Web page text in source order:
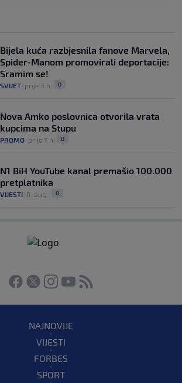
Bijela kuća razbjesnila fanove Marvela,
Spider-Manom promovirali deportacije:
Sramim se!
SVIJET prije 3 h 0
Nova Amko poslovnica otvorila vrata
kupcima na Stupu
PROMO prije 7 h 0
N1 BiH YouTube kanal premašio 100.000
pretplatnika
VIJESTI 6. aug. 0
NAJNOVIJE
VIJESTI
FORBES
SPORT